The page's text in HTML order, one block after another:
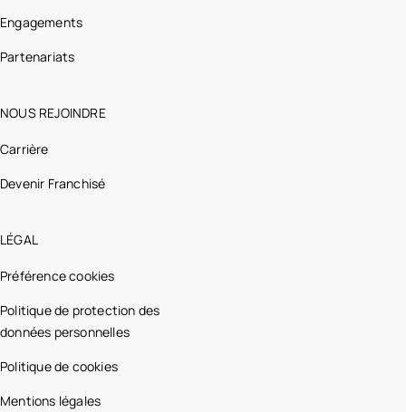
Engagements
Partenariats
NOUS REJOINDRE
Carrière
Devenir Franchisé
LÉGAL
Préférence cookies
Politique de protection des
données personnelles
Politique de cookies
Mentions légales